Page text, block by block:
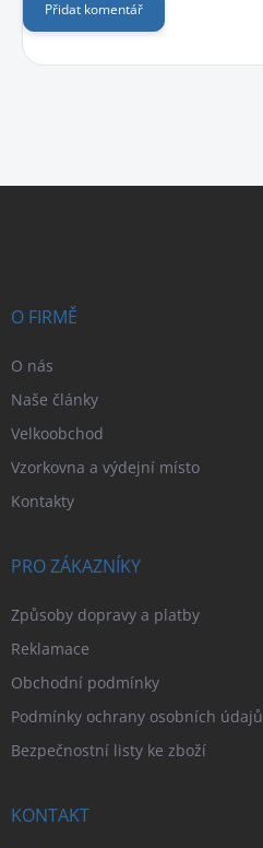
Přidat komentář
Z
O FIRMĚ
O nás
Naše články
Velkoobchod
Vzorkovna a výdejní místo
Kontakty
PRO ZÁKAZNÍKY
Způsoby dopravy a platby
Reklamace
Obchodní podmínky
Podmínky ochrany osobních údajů
Bezpečnostní listy ke zboží
KONTAKT